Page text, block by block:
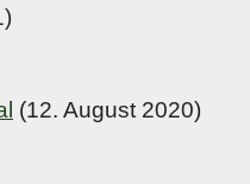
(12. August 2020)